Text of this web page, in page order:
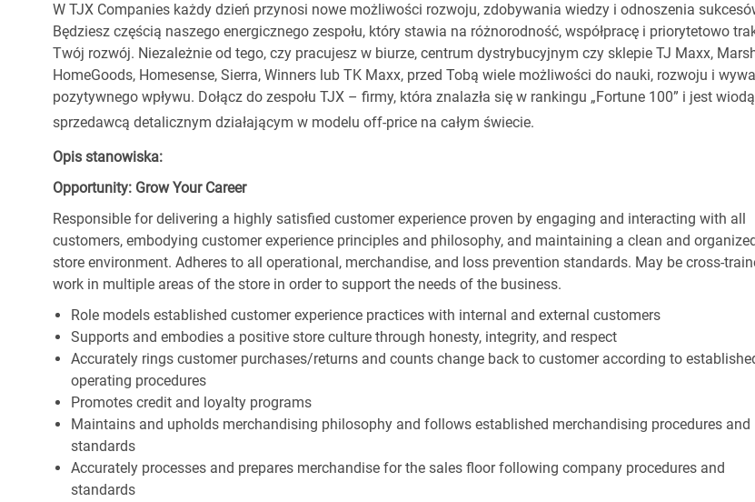
W TJX Companies każdy dzień przynosi nowe możliwości rozwoju, zdobywania wiedzy i odnoszenia
Będziesz częścią naszego energicznego zespołu, który stawia na różnorodność, współpracę i priorytetowo
Twój rozwój. Niezależnie od tego, czy pracujesz w biurze, centrum dystrybucyjnym czy sklepie TJ Maxx,
HomeGoods, Homesense, Sierra, Winners lub TK Maxx, przed Tobą wiele możliwości do nauki, rozwoju i
pozytywnego wpływu. Dołącz do zespołu TJX – firmy, która znalazła się w rankingu „Fortune 100” i jest
sprzedawcą detalicznym działającym w modelu off-price na całym świecie.
Opis stanowiska:
Opportunity: Grow Your Career
Responsible for delivering a highly satisfied customer experience proven by engaging and interacting with all
customers, embodying customer experience principles and philosophy, and maintaining a clean and
store environment. Adheres to all operational, merchandise, and loss prevention standards. May be cross-
work in multiple areas of the store in order to support the needs of the business.
Role models established customer experience practices with internal and external customers
Supports and embodies a positive store culture through honesty, integrity, and respect
Accurately rings customer purchases/returns and counts change back to customer according to
operating procedures
Promotes credit and loyalty programs
Maintains and upholds merchandising philosophy and follows established merchandising procedures and
standards
Accurately processes and prepares merchandise for the sales floor following company procedures and
standards